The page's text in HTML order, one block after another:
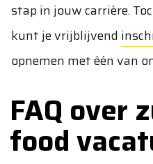
stap in jouw carrière.
kunt je vrijblijvend
opnemen met één van
FAQ over
food